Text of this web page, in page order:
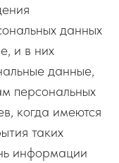
данных
и в них
данные,
персональных
когда имеются
таких
информации